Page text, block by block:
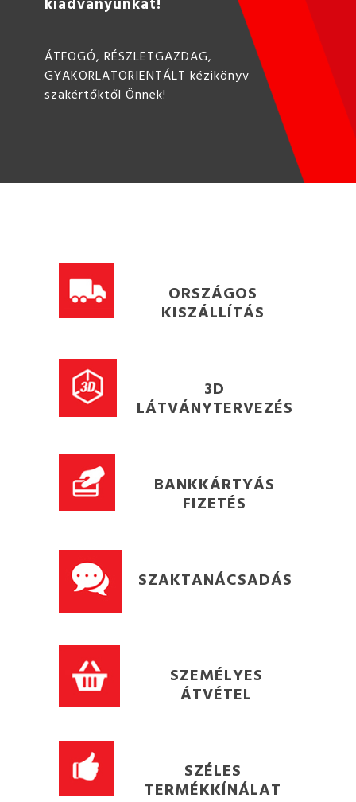
ÁTFOGÓ, RÉSZLETGAZDAG,
GYAKORLATORIENTÁLT kézikönyv
szakértőktől Önnek!
ORSZÁGOS
KISZÁLLÍTÁS
3D
LÁTVÁNYTERVEZÉS
BANKKÁRTYÁS
FIZETÉS
SZAKTANÁCSADÁS
SZEMÉLYES
ÁTVÉTEL
SZÉLES
TERMÉKKÍNÁLAT